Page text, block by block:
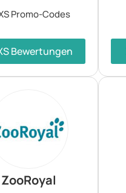
Promo-Codes
Bewertungen
ZooRoyal